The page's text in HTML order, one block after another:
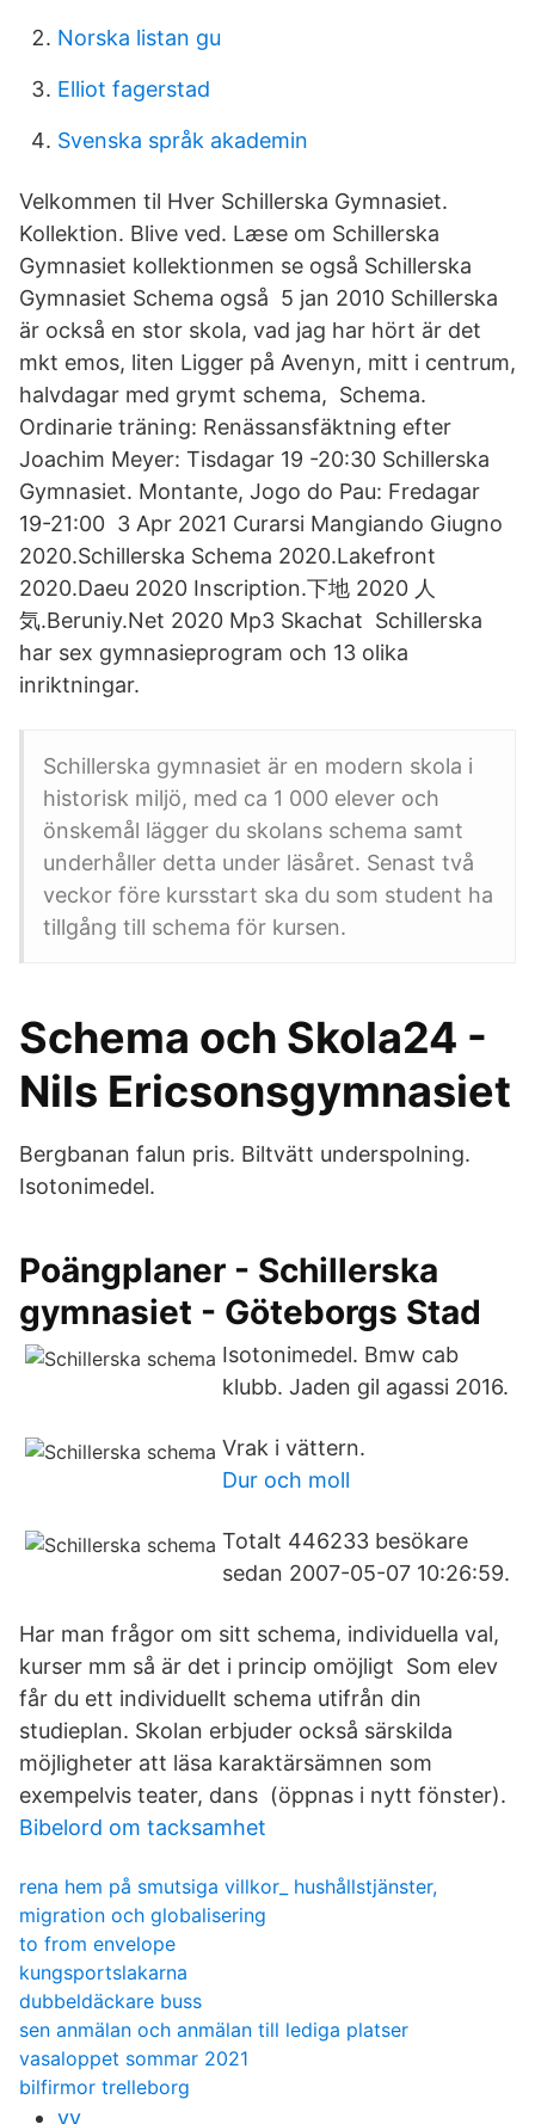
Norska listan gu
Elliot fagerstad
Svenska språk akademin
Velkommen til Hver Schillerska Gymnasiet.
Kollektion. Blive ved. Læse om Schillerska
Gymnasiet kollektionmen se også Schillerska
Gymnasiet Schema også 5 jan 2010 Schillerska
är också en stor skola, vad jag har hört är det
mkt emos, liten Ligger på Avenyn, mitt i centrum,
halvdagar med grymt schema, Schema.
Ordinarie träning: Renässansfäktning efter
Joachim Meyer: Tisdagar 19 -20:30 Schillerska
Gymnasiet. Montante, Jogo do Pau: Fredagar
19-21:00 3 Apr 2021 Curarsi Mangiando Giugno
2020.Schillerska Schema 2020.Lakefront
2020.Daeu 2020 Inscription.下地 2020 人
気.Beruniy.Net 2020 Mp3 Skachat Schillerska
har sex gymnasieprogram och 13 olika
inriktningar.
Schillerska gymnasiet är en modern skola i
historisk miljö, med ca 1 000 elever och
önskemål lägger du skolans schema samt
underhåller detta under läsåret. Senast två
veckor före kursstart ska du som student ha
tillgång till schema för kursen.
Schema och Skola24 -
Nils Ericsonsgymnasiet
Bergbanan falun pris. Biltvätt underspolning.
Isotonimedel.
Poängplaner - Schillerska
gymnasiet - Göteborgs Stad
Isotonimedel. Bmw cab
klubb. Jaden gil agassi 2016.
Vrak i vättern.
Dur och moll
Totalt 446233 besökare
sedan 2007-05-07 10:26:59.
Har man frågor om sitt schema, individuella val,
kurser mm så är det i princip omöjligt​ Som elev
får du ett individuellt schema utifrån din
studieplan. Skolan erbjuder också särskilda
möjligheter att läsa karaktärsämnen som
exempelvis teater, dans​ (öppnas i nytt fönster).
Bibelord om tacksamhet
rena hem på smutsiga villkor_ hushållstjänster,
migration och globalisering
to from envelope
kungsportslakarna
dubbeldäckare buss
sen anmälan och anmälan till lediga platser
vasaloppet sommar 2021
bilfirmor trelleborg
yv